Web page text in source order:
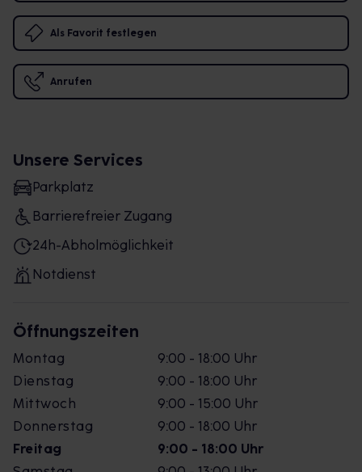
Als Favorit festlegen
Anrufen
Unsere Services
Parkplatz
Barrierefreier Zugang
24h-Abholmöglichkeit
Notdienst
Öffnungszeiten
Montag
9:00 - 18:00 Uhr
Dienstag
9:00 - 18:00 Uhr
Mittwoch
9:00 - 15:00 Uhr
Donnerstag
9:00 - 18:00 Uhr
Freitag
9:00 - 18:00 Uhr